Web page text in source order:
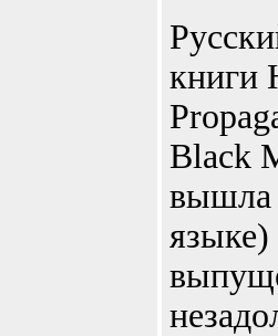
книги
Black
вышла
языке)